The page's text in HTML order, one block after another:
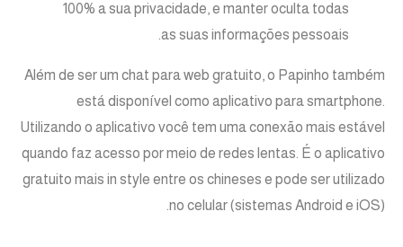
100% a sua privacidade, e manter oculta todas
as suas informações pessoais.
Além de ser um chat para web gratuito, o Papinho também
está disponível como aplicativo para smartphone.
Utilizando o aplicativo você tem uma conexão mais estável
quando faz acesso por meio de redes lentas. É o aplicativo
gratuito mais in style entre os chineses e pode ser utilizado
no celular (sistemas Android e iOS).